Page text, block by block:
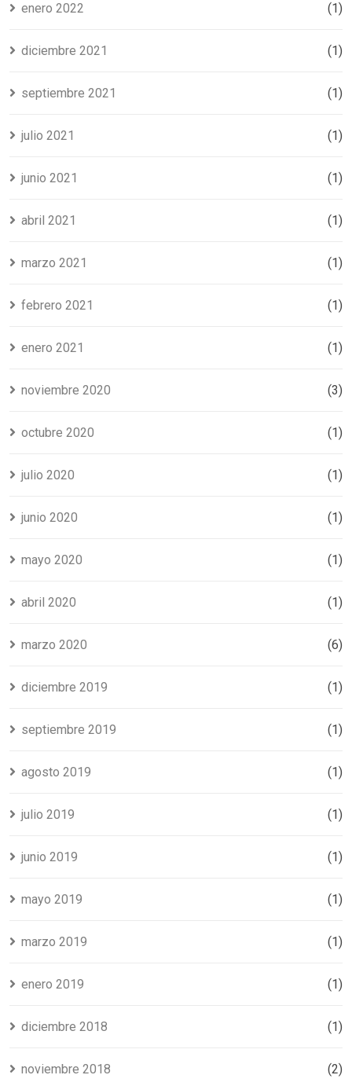
enero 2022 (1)
diciembre 2021 (1)
septiembre 2021 (1)
julio 2021 (1)
junio 2021 (1)
abril 2021 (1)
marzo 2021 (1)
febrero 2021 (1)
enero 2021 (1)
noviembre 2020 (3)
octubre 2020 (1)
julio 2020 (1)
junio 2020 (1)
mayo 2020 (1)
abril 2020 (1)
marzo 2020 (6)
diciembre 2019 (1)
septiembre 2019 (1)
agosto 2019 (1)
julio 2019 (1)
junio 2019 (1)
mayo 2019 (1)
marzo 2019 (1)
enero 2019 (1)
diciembre 2018 (1)
noviembre 2018 (2)